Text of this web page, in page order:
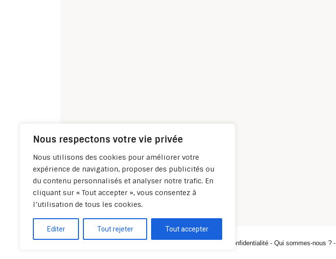
Nous respectons votre vie privée
Nous utilisons des cookies pour améliorer votre
expérience de navigation, proposer des publicités ou
du contenu personnalisés et analyser notre trafic. En
cliquant sur « Tout accepter », vous consentez à
l’utilisation de tous les cookies.
Editer Tout rejeter Tout accepter
Politique de confidentialité - Qui sommes-nous ? -